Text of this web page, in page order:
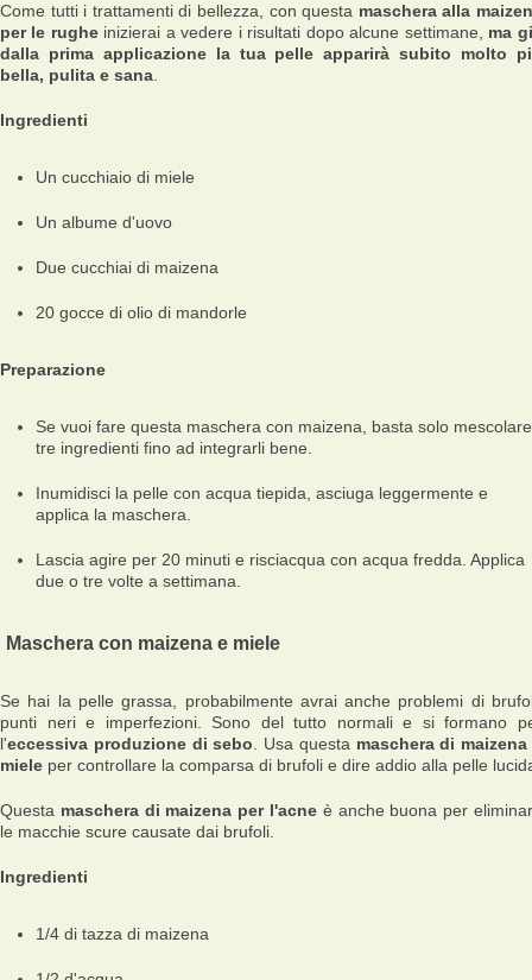
Come tutti i trattamenti di bellezza, con questa maschera alla
per le rughe inizierai a vedere i risultati dopo alcune settimane, ma
dalla prima applicazione la tua pelle apparirà subito molto
bella, pulita e sana
Ingredienti
Un cucchiaio di miele
Un albume d'uovo
Due cucchiai di maizena
20 gocce di olio di mandorle
Preparazione
Se vuoi fare questa maschera con maizena, basta solo
tre ingredienti fino ad integrarli bene.
Inumidisci la pelle con acqua tiepida, asciuga leggermente e
applica la maschera.
Lascia agire per 20 minuti e risciacqua con acqua fredda. Applica
due o tre volte a settimana.
Maschera con maizena e miele
Se hai la pelle grassa, probabilmente avrai anche problemi di
punti neri e imperfezioni. Sono del tutto normali e si formano
l'eccessiva produzione di sebo . Usa questa maschera di maizena
miele per controllare la comparsa di brufoli e dire addio alla pelle
Questa maschera di maizena per l'acne è anche buona per
le macchie scure causate dai brufoli.
Ingredienti
1/4 di tazza di maizena